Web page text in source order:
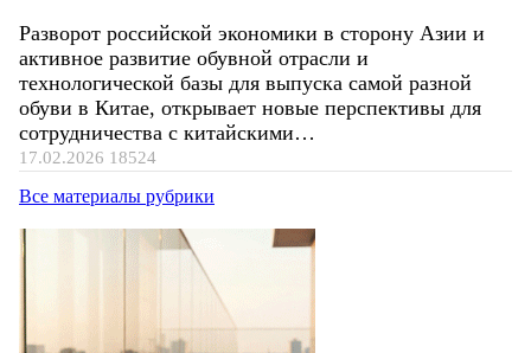
Разворот российской экономики в сторону Азии и
активное развитие обувной отрасли и
технологической базы для выпуска самой разной
обуви в Китае, открывает новые перспективы для
сотрудничества с китайскими…
17.02.2026 18524
Все материалы рубрики